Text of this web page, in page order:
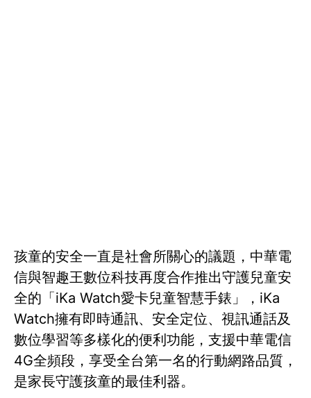
孩童的安全一直是社會所關心的議題，中華電
信與智趣王數位科技再度合作推出守護兒童安
全的「iKa Watch愛卡兒童智慧手錶」，iKa
Watch擁有即時通訊、安全定位、視訊通話及
數位學習等多樣化的便利功能，支援中華電信
4G全頻段，享受全台第一名的行動網路品質，
是家長守護孩童的最佳利器。